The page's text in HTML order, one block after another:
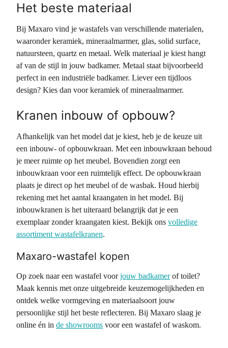
Het beste materiaal
Bij Maxaro vind je wastafels van verschillende materialen,
waaronder keramiek, mineraalmarmer, glas, solid surface,
natuursteen, quartz en metaal. Welk materiaal je kiest hangt
af van de stijl in jouw badkamer. Metaal staat bijvoorbeeld
perfect in een industriële badkamer. Liever een tijdloos
design? Kies dan voor keramiek of mineraalmarmer.
Kranen inbouw of opbouw?
Afhankelijk van het model dat je kiest, heb je de keuze uit
een inbouw- of opbouwkraan. Met een inbouwkraan behoud
je meer ruimte op het meubel. Bovendien zorgt een
inbouwkraan voor een ruimtelijk effect. De opbouwkraan
plaats je direct op het meubel of de wasbak. Houd hierbij
rekening met het aantal kraangaten in het model. Bij
inbouwkranen is het uiteraard belangrijk dat je een
exemplaar zonder kraangaten kiest. Bekijk ons volledige
assortiment wastafelkranen.
Maxaro-wastafel kopen
Op zoek naar een wastafel voorjouw badkamerof toilet?
Maak kennis met onze uitgebreide keuzemogelijkheden en
ontdek welke vormgeving en materiaalsoort jouw
persoonlijke stijl het beste reflecteren. Bij Maxaro slaag je
online én in de showrooms voor een wastafel of waskom.